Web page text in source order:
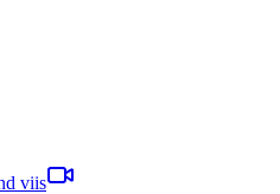
viis